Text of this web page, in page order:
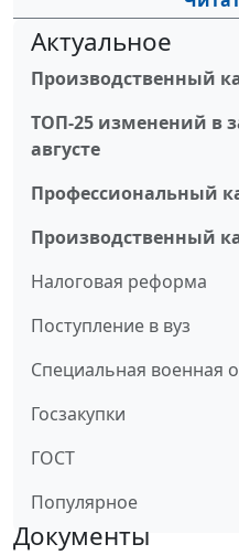
Актуальное
Производственный
ТОП-25 изменений в
августе
Профессиональный
Производственный
Налоговая реформа
Поступление в вуз
Специальная военная
Госзакупки
ГОСТ
Популярное
Документы